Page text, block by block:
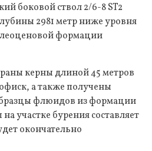
боковой ствол 2/6-8 ST2
2981 метр ниже уровня
формации
керны длиной 45 метров
а также получены
флюидов из формации
участке бурения составляет
окончательно